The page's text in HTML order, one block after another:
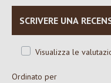
SCRIVERE UNA
Visualizza le
Ordinato per